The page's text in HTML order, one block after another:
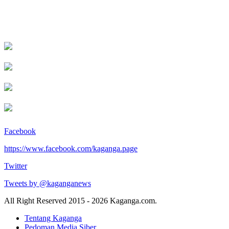
Facebook
https://www.facebook.com/kaganga.page
Twitter
Tweets by @kaganganews
All Right Reserved 2015 - 2026 Kaganga.com.
Tentang Kaganga